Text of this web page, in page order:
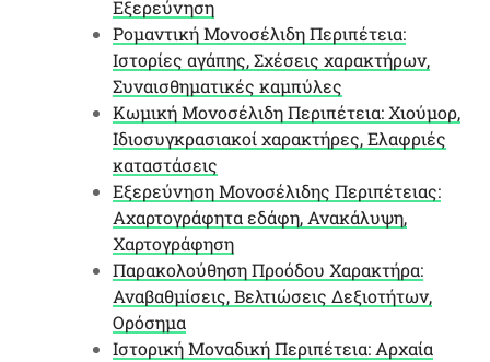
Εξερεύνηση
Ρομαντική Μονοσέλιδη Περιπέτεια:
Ιστορίες αγάπης, Σχέσεις χαρακτήρων,
Συναισθηματικές καμπύλες
Κωμική Μονοσέλιδη Περιπέτεια: Χιούμορ,
Ιδιοσυγκρασιακοί χαρακτήρες, Ελαφριές
καταστάσεις
Εξερεύνηση Μονοσέλιδης Περιπέτειας:
Αχαρτογράφητα εδάφη, Ανακάλυψη,
Χαρτογράφηση
Παρακολούθηση Προόδου Χαρακτήρα:
Αναβαθμίσεις, Βελτιώσεις Δεξιοτήτων,
Ορόσημα
Ιστορική Μοναδική Περιπέτεια: Αρχαία